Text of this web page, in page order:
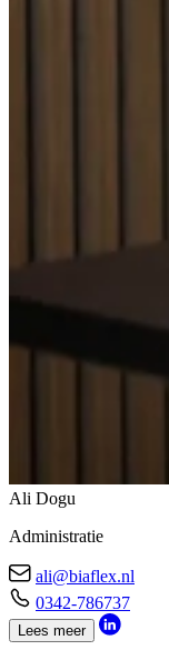
Ali Dogu
Administratie
ali@biaflex.nl
0342-786737
Lees meer